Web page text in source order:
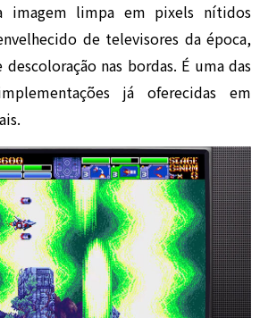
imagem limpa em pixels nítidos
de televisores da época,
nas bordas. É uma das
já oferecidas em